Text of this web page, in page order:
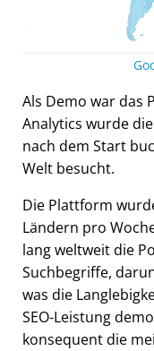
Als Demo war das
Analytics wurde
nach dem Start
Welt besucht.
Die Plattform
Ländern pro
lang weltweit die
Suchbegriffe,
was die
SEO-Leistung
konsequent die